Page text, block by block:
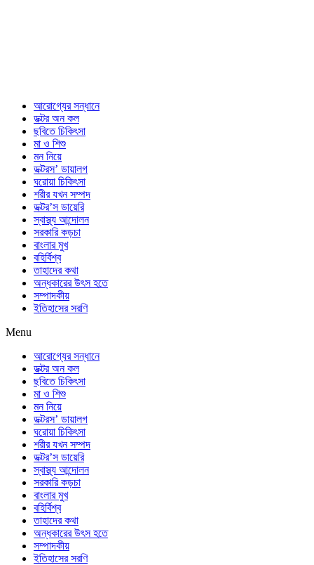
আরোগ্যের সন্ধানে
ডক্টর অন কল
ছবিতে চিকিৎসা
মা ও শিশু
মন নিয়ে
ডক্টরস’ ডায়ালগ
ঘরোয়া চিকিৎসা
শরীর যখন সম্পদ
ডক্টর’স ডায়েরি
স্বাস্থ্য আন্দোলন
সরকারি কড়চা
বাংলার মুখ
বহির্বিশ্ব
তাহাদের কথা
অন্ধকারের উৎস হতে
সম্পাদকীয়
ইতিহাসের সরণি
Menu
আরোগ্যের সন্ধানে
ডক্টর অন কল
ছবিতে চিকিৎসা
মা ও শিশু
মন নিয়ে
ডক্টরস’ ডায়ালগ
ঘরোয়া চিকিৎসা
শরীর যখন সম্পদ
ডক্টর’স ডায়েরি
স্বাস্থ্য আন্দোলন
সরকারি কড়চা
বাংলার মুখ
বহির্বিশ্ব
তাহাদের কথা
অন্ধকারের উৎস হতে
সম্পাদকীয়
ইতিহাসের সরণি